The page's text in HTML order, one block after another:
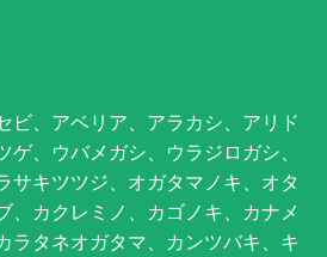
ビ、アベリア、アラカシ、アリド
、ウバメガシ、ウラジロガシ、
サキツツジ、オガタマノキ、オタ
、カクレミノ、カゴノキ、カナメ
ラタネオガタマ、カンツバキ、キ